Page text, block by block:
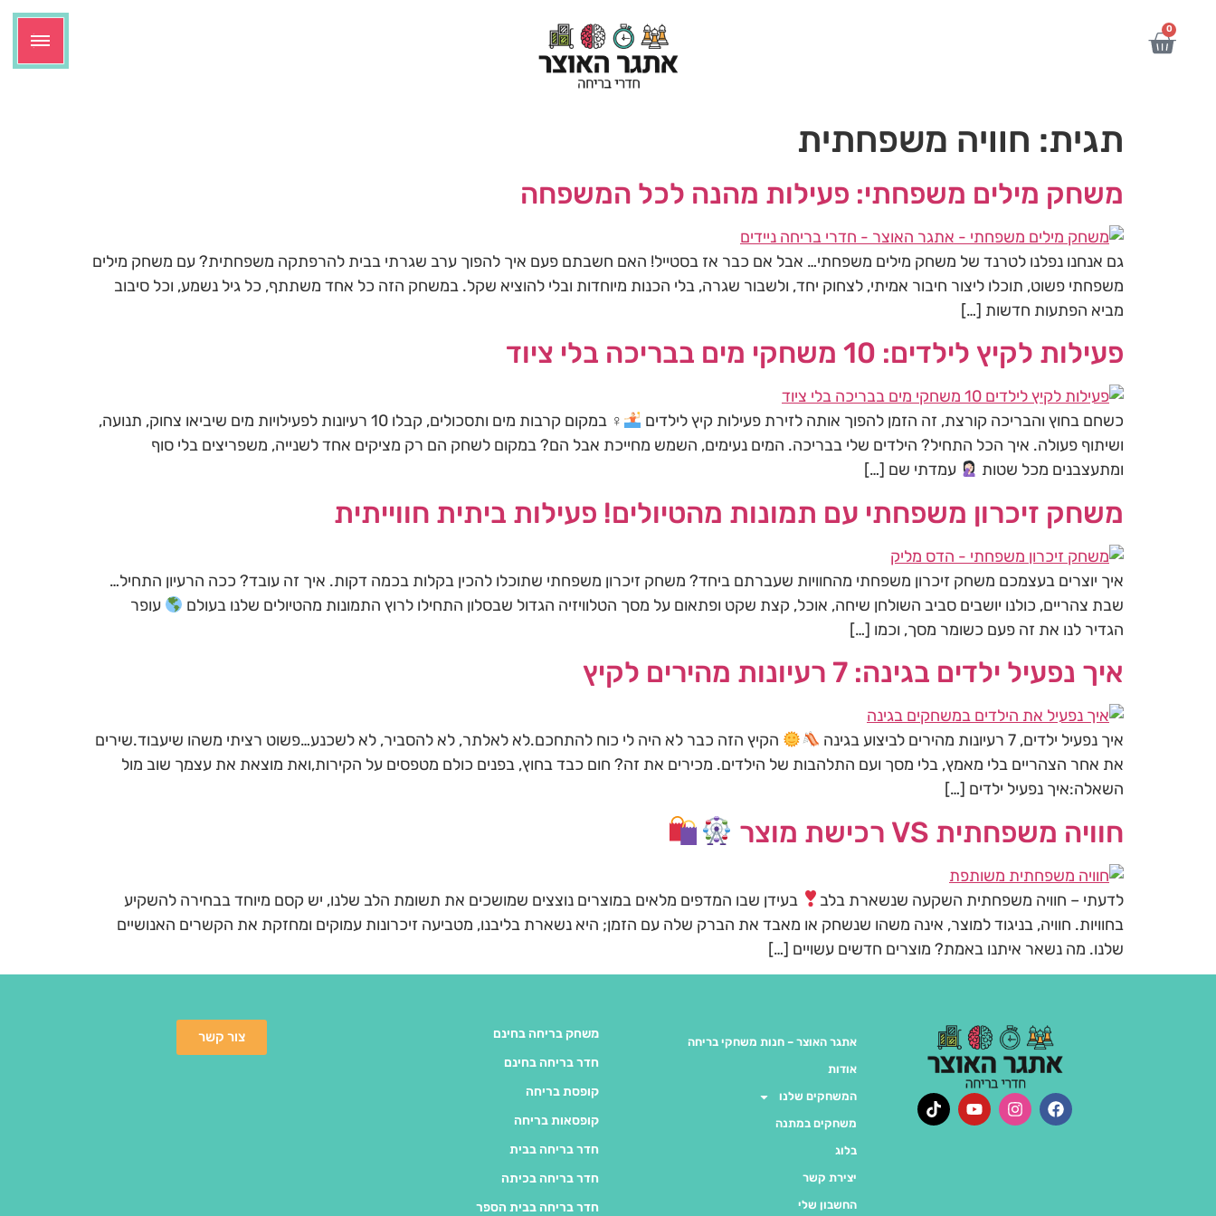
0
תגית: חוויה משפחתית
משחק מילים משפחתי: פעילות מהנה לכל המשפחה
גם אנחנו נפלנו לטרנד של משחק מילים משפחתי… אבל אם כבר אז בסטייל! האם חשבתם פעם איך להפוך ערב שגרתי בבית להרפתקה משפחתית? עם משחק מילים
משפחתי פשוט, תוכלו ליצור חיבור אמיתי, לצחוק יחד, ולשבור שגרה, בלי הכנות מיוחדות ובלי להוציא שקל. במשחק הזה כל אחד משתתף, כל גיל נשמע, וכל סיבוב
מביא הפתעות חדשות […]
פעילות לקיץ לילדים: 10 משחקי מים בבריכה בלי ציוד
כשחם בחוץ והבריכה קורצת, זה הזמן להפוך אותה לזירת פעילות קיץ לילדים
‍♀ במקום קרבות מים ותסכולים, קבלו 10 רעיונות לפעילויות מים שיביאו צחוק, תנועה,
ושיתוף פעולה. איך הכל התחיל? הילדים שלי בבריכה. המים נעימים, השמש מחייכת אבל הם? במקום לשחק הם רק מציקים אחד לשנייה, משפריצים בלי סוף
ומתעצבנים מכל שטות
עמדתי שם […]
משחק זיכרון משפחתי עם תמונות מהטיולים! פעילות ביתית חווייתית
איך יוצרים בעצמכם משחק זיכרון משפחתי מהחוויות שעברתם ביחד? משחק זיכרון משפחתי שתוכלו להכין בקלות בכמה דקות. איך זה עובד? ככה הרעיון התחיל…
שבת צהריים, כולנו יושבים סביב השולחן שיחה, אוכל, קצת שקט ופתאום על מסך הטלוויזיה הגדול שבסלון התחילו לרוץ התמונות מהטיולים שלנו בעולם
עופר
הגדיר לנו את זה פעם כשומר מסך, וכמו […]
איך נפעיל ילדים בגינה: 7 רעיונות מהירים לקיץ
איך נפעיל ילדים, 7 רעיונות מהירים לביצוע בגינה
הקיץ הזה כבר לא היה לי כוח להתחכם.לא לאלתר, לא להסביר, לא לשכנע…פשוט רציתי משהו שיעבוד.שירים
את אחר הצהריים בלי מאמץ, בלי מסך ועם התלהבות של הילדים. מכירים את זה? חום כבד בחוץ, בפנים כולם מטפסים על הקירות,ואת מוצאת את עצמך שוב מול
השאלה:איך נפעיל ילדים […]
חוויה משפחתית VS רכישת מוצר
לדעתי – חוויה משפחתית השקעה שנשארת בלב
בעידן שבו המדפים מלאים במוצרים נוצצים שמושכים את תשומת הלב שלנו, יש קסם מיוחד בבחירה להשקיע
בחוויות. חוויה, בניגוד למוצר, אינה משהו שנשחק או מאבד את הברק שלה עם הזמן; היא נשארת בליבנו, מטביעה זיכרונות עמוקים ומחזקת את הקשרים האנושיים
שלנו. מה נשאר איתנו באמת? מוצרים חדשים עשויים […]
אתגר האוצר – חנות משחקי בריחה
אודות
המשחקים שלנו
משחקים במתנה
בלוג
יצירת קשר
החשבון שלי
משחק בריחה בחינם
חדר בריחה בחינם
קופסת בריחה
קופסאות בריחה
חדר בריחה בבית
חדר בריחה בכיתה
חדר בריחה בבית הספר
צור קשר